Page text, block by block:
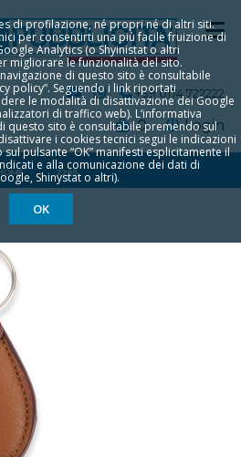
di profilazione, né propri né di altri siti.
per consentirti una più facile fruizione di
Analytics (o Shyinistat o altri
migliorare le funzionalità del sito.
di questo sito è consultabile
policy”. Seguendo i link riportati
le modalità di disattivazione dei Google
di traffico web). L‘informativa
questo sito è consultabile premendo sul
i cookies tecnici segui le indicazioni
pulsante “OK” manifesti esplicitamente il
e alla comunicazione dei dati di
Shinystat o altri).
OK
+39 0174 722222
Login
0
2265